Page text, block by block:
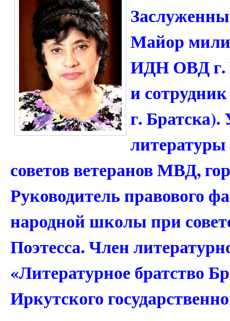
Майор
ИДН ОВД г.
и
г. Братска).
советов ветеранов МВД,
Руководитель правового
народной школы при
Поэтесса. Член
«Литературное братство
Иркутского